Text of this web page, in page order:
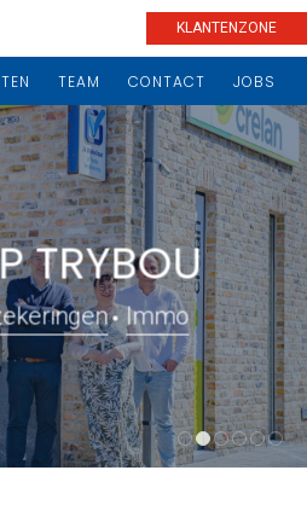
KLANTENZONE
TEAM CONTACT JOBS
TRYBOU
Immo